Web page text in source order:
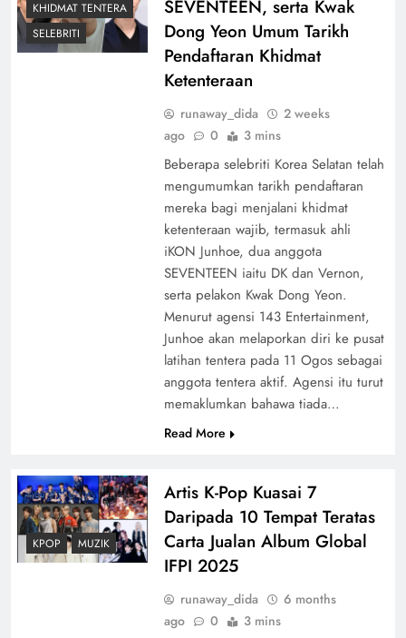
KHIDMAT TENTERA
SELEBRITI
SEVENTEEN, serta Kwak
Dong Yeon Umum Tarikh
Pendaftaran Khidmat
Ketenteraan
runaway_dida
2 weeks
ago
0 3 mins
Beberapa selebriti Korea Selatan telah
mengumumkan tarikh pendaftaran
mereka bagi menjalani khidmat
ketenteraan wajib, termasuk ahli
iKON Junhoe, dua anggota
SEVENTEEN iaitu DK dan Vernon,
serta pelakon Kwak Dong Yeon.
Menurut agensi 143 Entertainment,
Junhoe akan melaporkan diri ke pusat
latihan tentera pada 11 Ogos sebagai
anggota tentera aktif. Agensi itu turut
memaklumkan bahawa tiada…
Read More
KPOP MUZIK
Artis K-Pop Kuasai 7
Daripada 10 Tempat Teratas
Carta Jualan Album Global
IFPI 2025
runaway_dida
6 months
ago
0 3 mins